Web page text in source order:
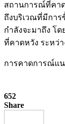
สถานการณ์ที่คาด
ถึงบริเวณที่มีการ
กำลังจะมาถึง โ
ที่คาดหวัง ระหว่า
การคาดการณ์แน
652
Share